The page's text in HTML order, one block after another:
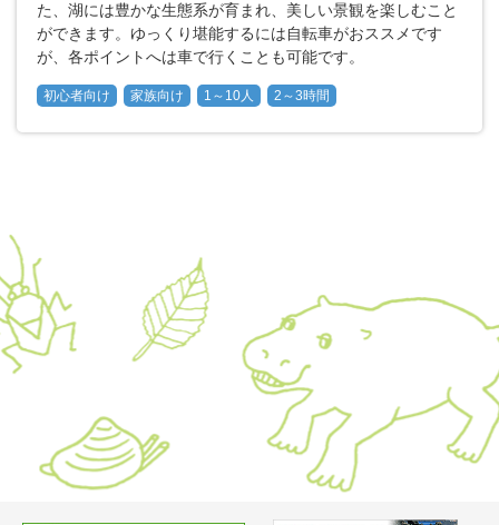
た、湖には豊かな生態系が育まれ、美しい景観を楽しむこと
ができます。ゆっくり堪能するには自転車がおススメです
が、各ポイントへは車で行くことも可能です。
初心者向け 家族向け 1～10人 2～3時間